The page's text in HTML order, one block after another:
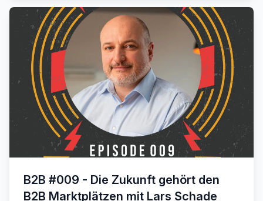
B2B #009 - Die Zukunft gehört den
B2B Marktplätzen mit Lars Schade